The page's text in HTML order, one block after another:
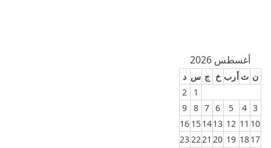
أغسطس 2026
ن ث أرب خ ج س د
1
2
3
4
5
6
7
8
9
10
11
12
13
14
15
16
17
18
19
20
21
22
23